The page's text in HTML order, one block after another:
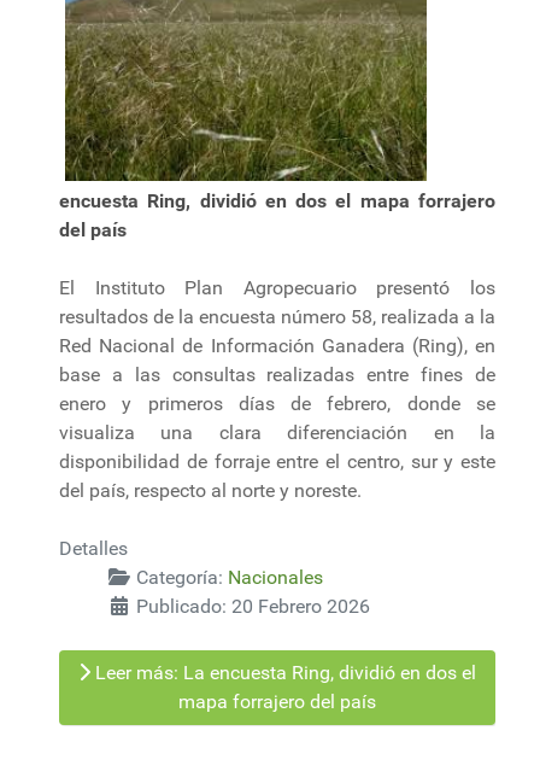
encuesta Ring, dividió en dos el mapa forrajero
del país
El Instituto Plan Agropecuario presentó los
resultados de la encuesta número 58, realizada a la
Red Nacional de Información Ganadera (Ring), en
base a las consultas realizadas entre fines de
enero y primeros días de febrero, donde se
visualiza una clara diferenciación en la
disponibilidad de forraje entre el centro, sur y este
del país, respecto al norte y noreste.
Detalles
Categoría: Nacionales
Publicado: 20 Febrero 2026
Leer más: La encuesta Ring, dividió en dos el
mapa forrajero del país